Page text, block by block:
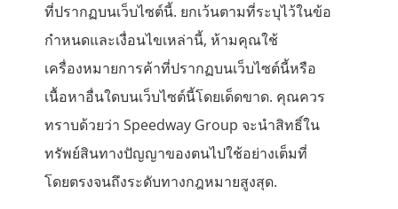
ที่ปรากฏบนเว็บไซต์นี้. ยกเว้นตามที่ระบุไว้ในข้อ
กำหนดและเงื่อนไขเหล่านี้, ห้ามคุณใช้
เครื่องหมายการค้าที่ปรากฏบนเว็บไซต์นี้หรือ
เนื้อหาอื่นใดบนเว็บไซต์นี้โดยเด็ดขาด. คุณควร
ทราบด้วยว่า Speedway Group จะนำสิทธิ์ใน
ทรัพย์สินทางปัญญาของตนไปใช้อย่างเต็มที่
โดยตรงจนถึงระดับทางกฎหมายสูงสุด.